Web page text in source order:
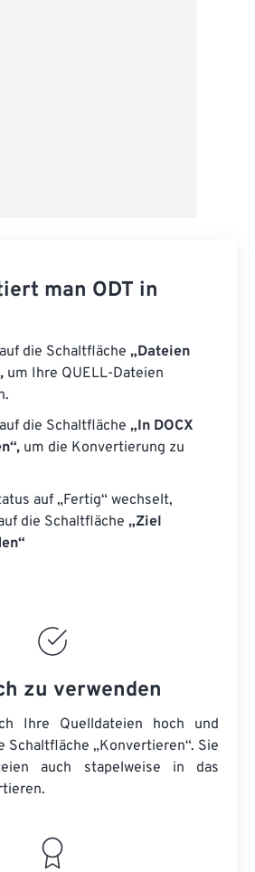
man ODT in
die Schaltfläche „Dateien
um Ihre QUELL-Dateien
die Schaltfläche „In DOCX
um die Konvertierung zu
auf „Fertig“ wechselt,
die Schaltfläche „Ziel
zu verwenden
Ihre Quelldateien hoch und
Schaltfläche „Konvertieren“. Sie
auch stapelweise in das